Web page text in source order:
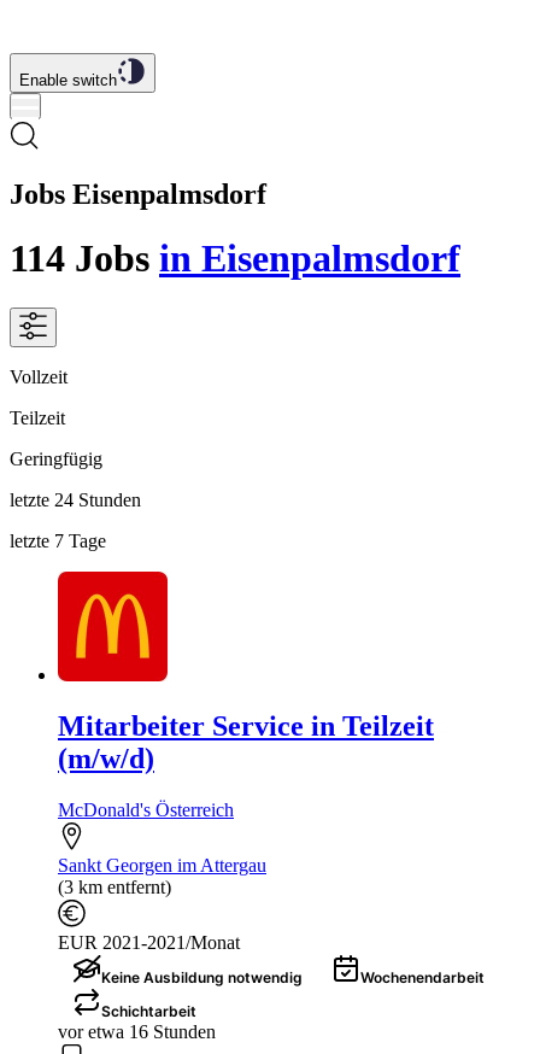
Enable switch
Jobs Eisenpalmsdorf
114 Jobs in Eisenpalmsdorf
Vollzeit
Teilzeit
Geringfügig
letzte 24 Stunden
letzte 7 Tage
Mitarbeiter Service in Teilzeit
(m/w/d)
McDonald's Österreich
Sankt Georgen im Attergau
(3 km entfernt)
EUR 2021-2021/Monat
Keine Ausbildung notwendig
Wochenendarbeit
Schichtarbeit
vor etwa 16 Stunden